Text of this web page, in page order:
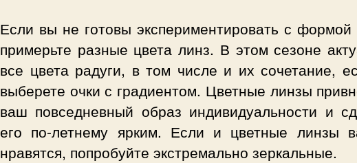
Если вы не готовы экспериментировать с формой
примерьте разные цвета линз. В этом сезоне
все цвета радуги, в том числе и их сочетание,
выберете очки с градиентом. Цветные линзы
ваш повседневный образ индивидуальности и
его по-летнему ярким. Если и цветные линзы
нравятся, попробуйте экстремально зеркальные.